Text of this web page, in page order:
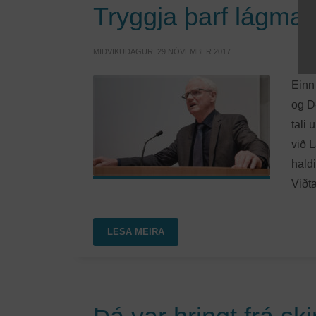
Tryggja þarf
MIÐVIKUDAGUR, 29 NÓVEMBER 2017
og
tali
við
LESA MEIRA